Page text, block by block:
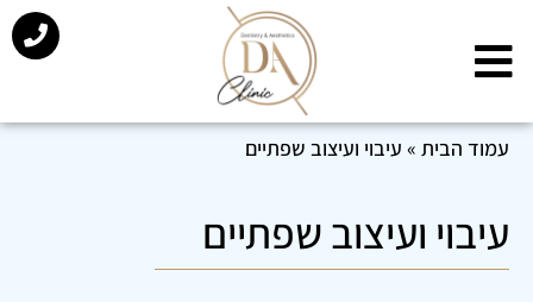
עמוד הבית » עיבוי ועיצוב שפתיים
עיבוי ועיצוב שפתיים